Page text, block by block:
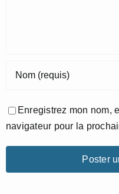
Enregistrez mon nom,
navigateur pour la